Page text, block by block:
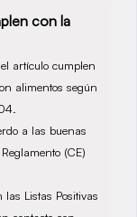
con la
artículo cumplen
alimentos según
a las buenas
(CE)
Listas Positivas